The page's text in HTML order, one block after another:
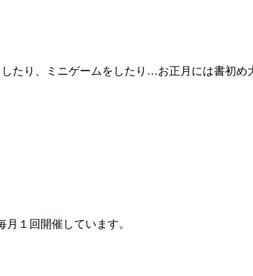
たり、ミニゲームをしたり…お正月には書初め
１回開催しています。